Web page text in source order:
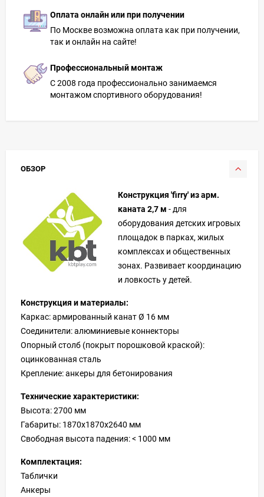
Оплата онлайн или при получении
По Москве возможна оплата как при получении,
так и онлайн на сайте!
Профессиональный монтаж
С 2008 года профессионально занимаемся
монтажом спортивного оборудования!
ОБЗОР
Конструкция 'firry' из арм.
каната 2,7 м - для
оборудования детских игровых
площадок в парках, жилых
комплексах и общественных
зонах. Развивает координацию
и ловкость у детей.
Конструкция и материалы:
Каркас: армированный канат Ø 16 мм
Соединители: алюминиевые коннекторы
Опорный столб (покрыт порошковой краской):
оцинкованная сталь
Крепление: анкеры для бетонирования
Технические характеристики:
Высота: 2700 мм
Габариты: 1870х1870х2640 мм
Свободная высота падения: < 1000 мм
Комплектация:
Таблички
Анкеры